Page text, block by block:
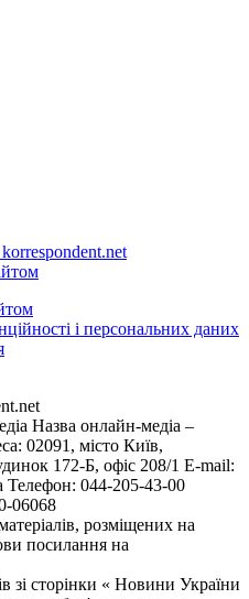
і персональних даних
Назва онлайн-медіа –
02091, місто Київ,
172-Б, офіс 208/1 E-mail:
Телефон: 044-205-43-00
06068
розміщених на
посилання на
зі сторінки « Новини України